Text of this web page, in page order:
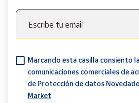
Escribe tu email
Marcando esta casilla consiento
comunicaciones comerciales de
de Protección de datos
Market